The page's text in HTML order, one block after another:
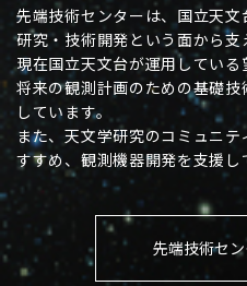
先端技術センターは、国立天
研究・技術開発という面から支
現在国立天文台が運用している
将来の観測計画のための基礎
しています。
また、天文学研究のコミュニ
すすめ、観測機器開発を支援し
先端技術セ